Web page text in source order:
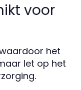
voor
het
let op het